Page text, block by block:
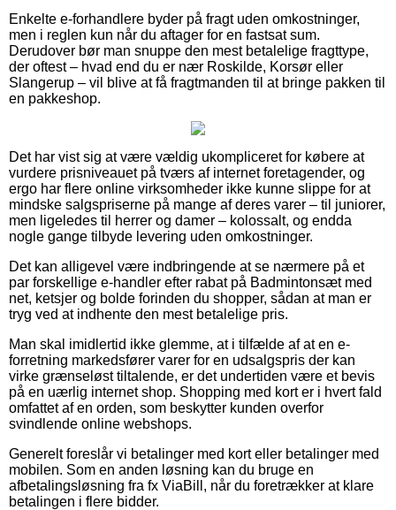
Enkelte e-forhandlere byder på fragt uden omkostninger,
men i reglen kun når du aftager for en fastsat sum.
Derudover bør man snuppe den mest betalelige fragttype,
der oftest – hvad end du er nær Roskilde, Korsør eller
Slangerup – vil blive at få fragtmanden til at bringe pakken til
en pakkeshop.
Det har vist sig at være vældig ukompliceret for købere at
vurdere prisniveauet på tværs af internet foretagender, og
ergo har flere online virksomheder ikke kunne slippe for at
mindske salgspriserne på mange af deres varer – til juniorer,
men ligeledes til herrer og damer – kolossalt, og endda
nogle gange tilbyde levering uden omkostninger.
Det kan alligevel være indbringende at se nærmere på et
par forskellige e-handler efter rabat på Badmintonsæt med
net, ketsjer og bolde forinden du shopper, sådan at man er
tryg ved at indhente den mest betalelige pris.
Man skal imidlertid ikke glemme, at i tilfælde af at en e-
forretning markedsfører varer for en udsalgspris der kan
virke grænseløst tiltalende, er det undertiden være et bevis
på en uærlig internet shop. Shopping med kort er i hvert fald
omfattet af en orden, som beskytter kunden overfor
svindlende online webshops.
Generelt foreslår vi betalinger med kort eller betalinger med
mobilen. Som en anden løsning kan du bruge en
afbetalingsløsning fra fx ViaBill, når du foretrækker at klare
betalingen i flere bidder.